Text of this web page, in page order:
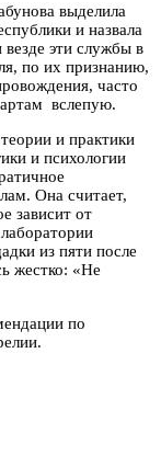
выделила
и назвала
эти службы в
по их признанию,
часто
вслепую.
и практики
и психологии
Она считает,
зависит от
из пяти после
жестко: «Не
по